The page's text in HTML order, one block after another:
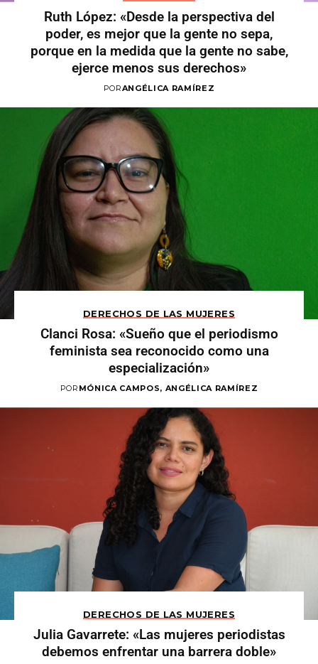
Ruth López: «Desde la perspectiva del
poder, es mejor que la gente no sepa,
porque en la medida que la gente no sabe,
ejerce menos sus derechos»
PORANGÉLICA RAMÍREZ
DERECHOS DE LAS MUJERES
Clanci Rosa: «Sueño que el periodismo
feminista sea reconocido como una
especialización»
POR MÓNICA CAMPOS, ANGÉLICA RAMÍREZ
DERECHOS DE LAS MUJERES
Julia Gavarrete: «Las mujeres periodistas
debemos enfrentar una barrera doble»